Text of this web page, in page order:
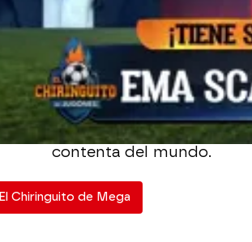
Julián Alvarezhizo muy
noche tras su gol. Sin
que viajó desde
El Chiringuitola captó
cumplir su sueño. Tras
con ella en directo y nos
contenta del mundo.
El Chiringuito de Mega